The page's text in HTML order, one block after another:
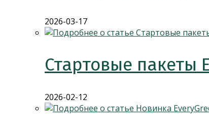
2026-03-17
Стартовые пакеты
2026-02-12